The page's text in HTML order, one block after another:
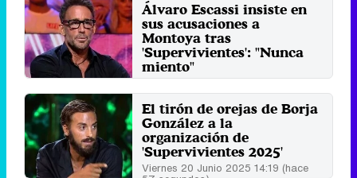
Álvaro Escassi insiste en
sus acusaciones a
Montoya tras
'Supervivientes': "Nunca
miento"
Domingo 29 Junio 2025 13:42 (hace
55 segundos)
El tirón de orejas de Borja
González a la
organización de
'Supervivientes 2025'
Viernes 20 Junio 2025 14:19 (hace